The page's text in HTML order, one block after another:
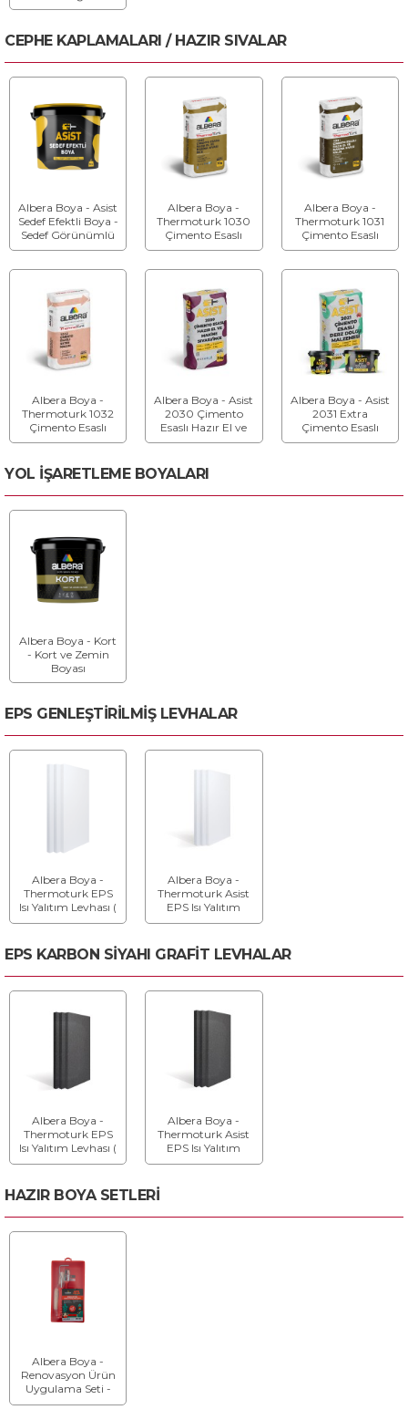
CEPHE KAPLAMALARI / HAZIR SIVALAR
Albera Boya - Asist
Sedef Efektli Boya -
Sedef Görünümlü
Dekoratif Boya
Albera Boya -
Thermoturk 1030
Çimento Esaslı
Hazır El ve Makina
Albera Boya -
Thermoturk 1031
Çimento Esaslı
Hazır El ve Makina
Albera Boya -
Thermoturk 1032
Çimento Esaslı
Saten Macun -
Albera Boya - Asist
2030 Çimento
Esaslı Hazır El ve
Makina Sıvası İnce
Sıvası
Albera Boya - Asist
2031 Extra
Çimento Esaslı
Hazır El ve Makina
YOL İŞARETLEME BOYALARI
Albera Boya - Kort
- Kort ve Zemin
Boyası
EPS GENLEŞTİRİLMİŞ LEVHALAR
Albera Boya -
Thermoturk EPS
Isı Yalıtım Levhası (
Beyaz ) - Isı Yalıtım
Albera Boya -
Thermoturk Asist
EPS Isı Yalıtım
Levhası Beyaz - Isı
EPS KARBON SİYAHI GRAFİT LEVHALAR
Albera Boya -
Thermoturk EPS
Isı Yalıtım Levhası (
Karbonlu ) - Isı
Albera Boya -
Thermoturk Asist
EPS Isı Yalıtım
Levhası Karbonlu -
HAZIR BOYA SETLERİ
Albera Boya -
Renovasyon Ürün
Uygulama Seti -
Renovasyon Ürün